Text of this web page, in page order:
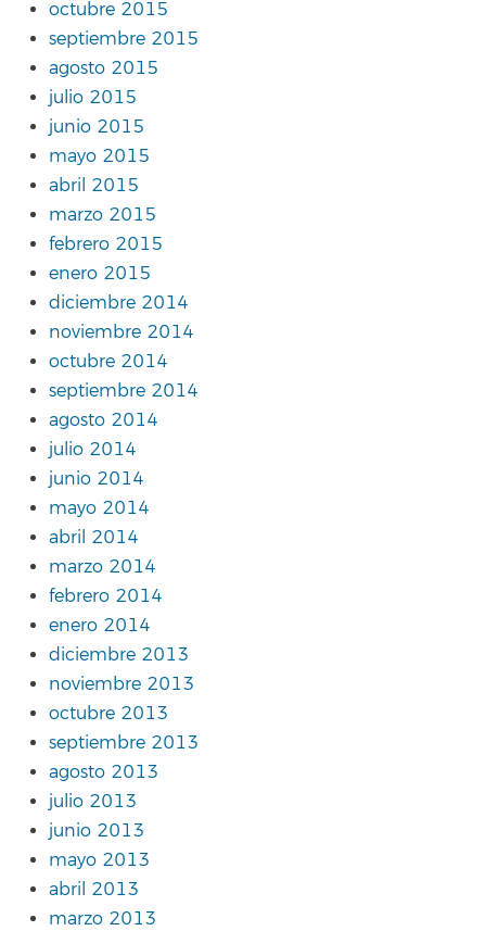
octubre 2015
septiembre 2015
agosto 2015
julio 2015
junio 2015
mayo 2015
abril 2015
marzo 2015
febrero 2015
enero 2015
diciembre 2014
noviembre 2014
octubre 2014
septiembre 2014
agosto 2014
julio 2014
junio 2014
mayo 2014
abril 2014
marzo 2014
febrero 2014
enero 2014
diciembre 2013
noviembre 2013
octubre 2013
septiembre 2013
agosto 2013
julio 2013
junio 2013
mayo 2013
abril 2013
marzo 2013